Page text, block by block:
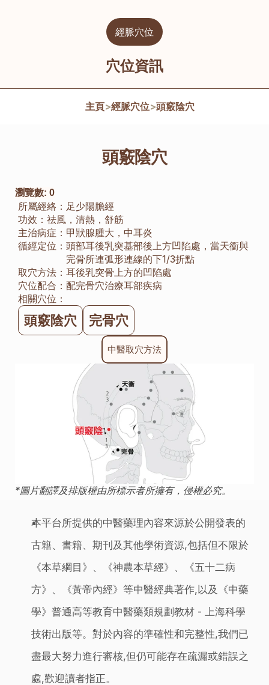
經脈穴位
穴位資訊
主頁>經脈穴位>頭竅陰穴
頭竅陰穴
瀏覽數: 0
所屬經絡： 足少陽膽經
功效： 祛風，清熱，舒筋
主治病症： 甲狀腺腫大，中耳炎
循經定位： 頭部耳後乳突基部後上方凹陷處，當天衝與
完骨所連弧形連線的下1/3折點
取穴方法： 耳後乳突骨上方的凹陷處
穴位配合： 配完骨穴治療耳部疾病
相關穴位：
頭竅陰穴 完骨穴
中醫取穴方法
*圖片翻譯及排版權由所標示者所擁有，侵權必究。
本平台所提供的中醫藥理內容來源於公開發表的
古籍、書籍、期刊及其他學術資源,包括但不限於
《本草綱目》、《神農本草經》、《五十二病
方》、《黃帝內經》等中醫經典著作,以及《中藥
學》普通高等教育中醫藥類規劃教材 - 上海科學
技術出版等。對於內容的準確性和完整性,我們已
盡最大努力進行審核,但仍可能存在疏漏或錯誤之
處,歡迎讀者指正。